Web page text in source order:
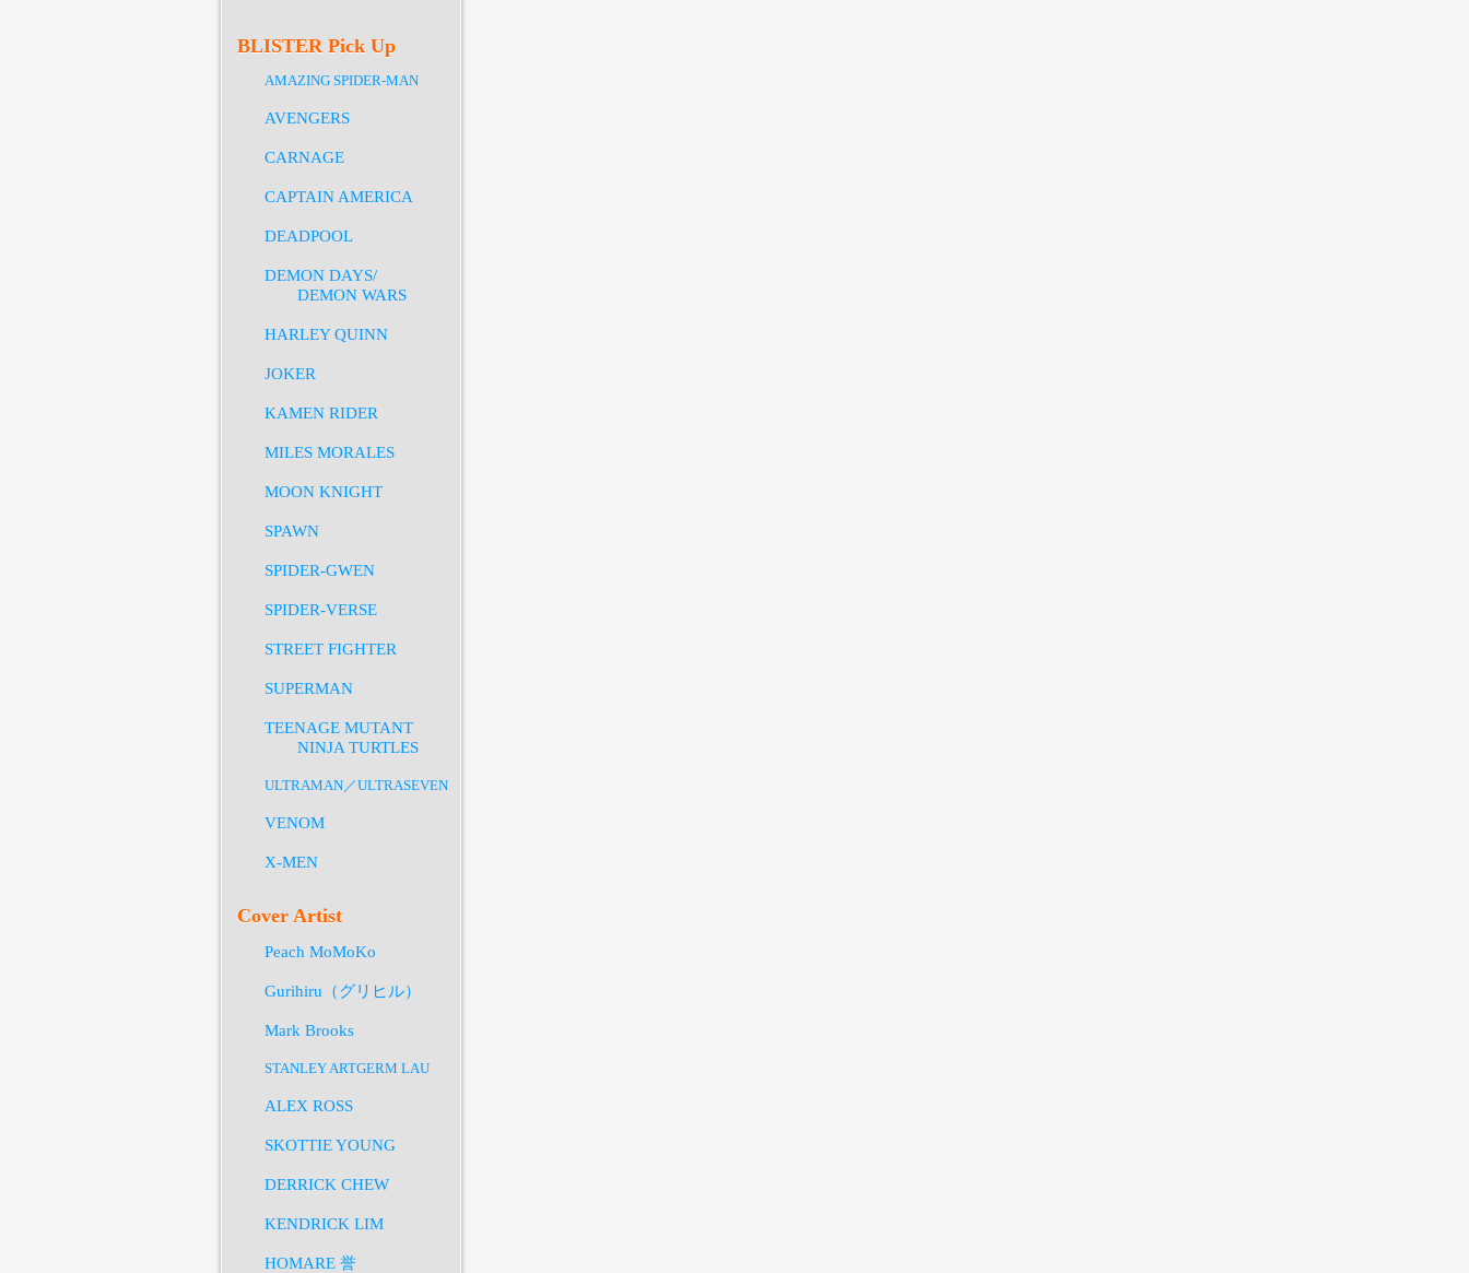
BLISTER Pick Up
AMAZING SPIDER-MAN
AVENGERS
CARNAGE
CAPTAIN AMERICA
DEADPOOL
DEMON DAYS/
DEMON WARS
HARLEY QUINN
JOKER
KAMEN RIDER
MILES MORALES
MOON KNIGHT
SPAWN
SPIDER-GWEN
SPIDER-VERSE
STREET FIGHTER
SUPERMAN
TEENAGE MUTANT
NINJA TURTLES
ULTRAMAN／ULTRASEVEN
VENOM
X-MEN
Cover Artist
Peach MoMoKo
Gurihiru（グリヒル）
Mark Brooks
STANLEY ARTGERM LAU
ALEX ROSS
SKOTTIE YOUNG
DERRICK CHEW
KENDRICK LIM
HOMARE 誉